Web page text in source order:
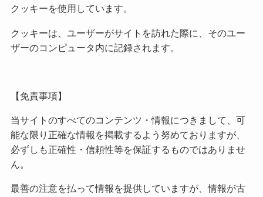
クッキーを使用しています。
クッキーは、ユーザーがサイトを訪れた際に、そのユー
ザーのコンピュータ内に記録されます。
【免責事項】
当サイトのすべてのコンテンツ・情報につきまして、可
能な限り正確な情報を掲載するよう努めておりますが、
必ずしも正確性・信頼性等を保証するものではありませ
ん。
最善の注意を払って情報を提供していますが、情報が古